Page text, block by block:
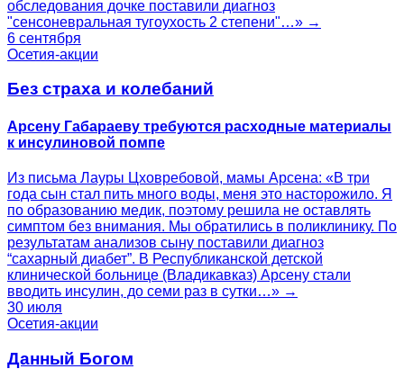
обследования дочке поставили диагноз
"сенсоневральная тугоухость 2 степени"…» →
6 сентября
Осетия-акции
Без страха и колебаний
Арсену Габараеву требуются расходные материалы
к инсулиновой помпе
Из письма Лауры Цховребовой, мамы Арсена: «В три
года сын стал пить много воды, меня это насторожило. Я
по образованию медик, поэтому решила не оставлять
симптом без внимания. Мы обратились в поликлинику. По
результатам анализов сыну поставили диагноз
“сахарный диабет”. В Республиканской детской
клинической больнице (Владикавказ) Арсену стали
вводить инсулин, до семи раз в сутки…» →
30 июля
Осетия-акции
Данный Богом